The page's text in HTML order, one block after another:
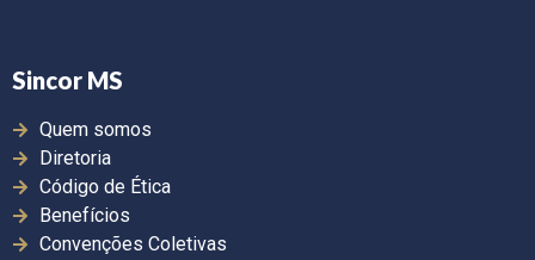
Sincor MS
Quem somos
Diretoria
Código de Ética
Benefícios
Convenções Coletivas